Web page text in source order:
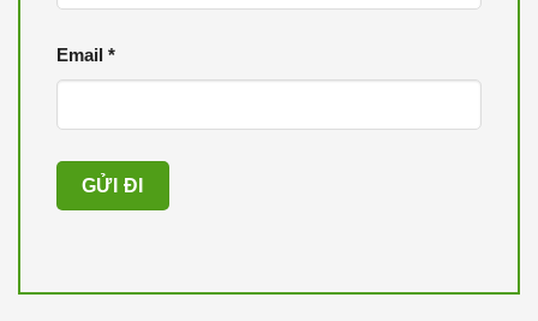
Email *